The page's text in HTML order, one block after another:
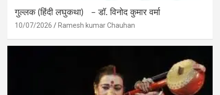
गुल्लक (हिंदी लघुकथा) – डॉ. विनोद कुमार वर्मा
10/07/2026 Ramesh kumar Chauhan